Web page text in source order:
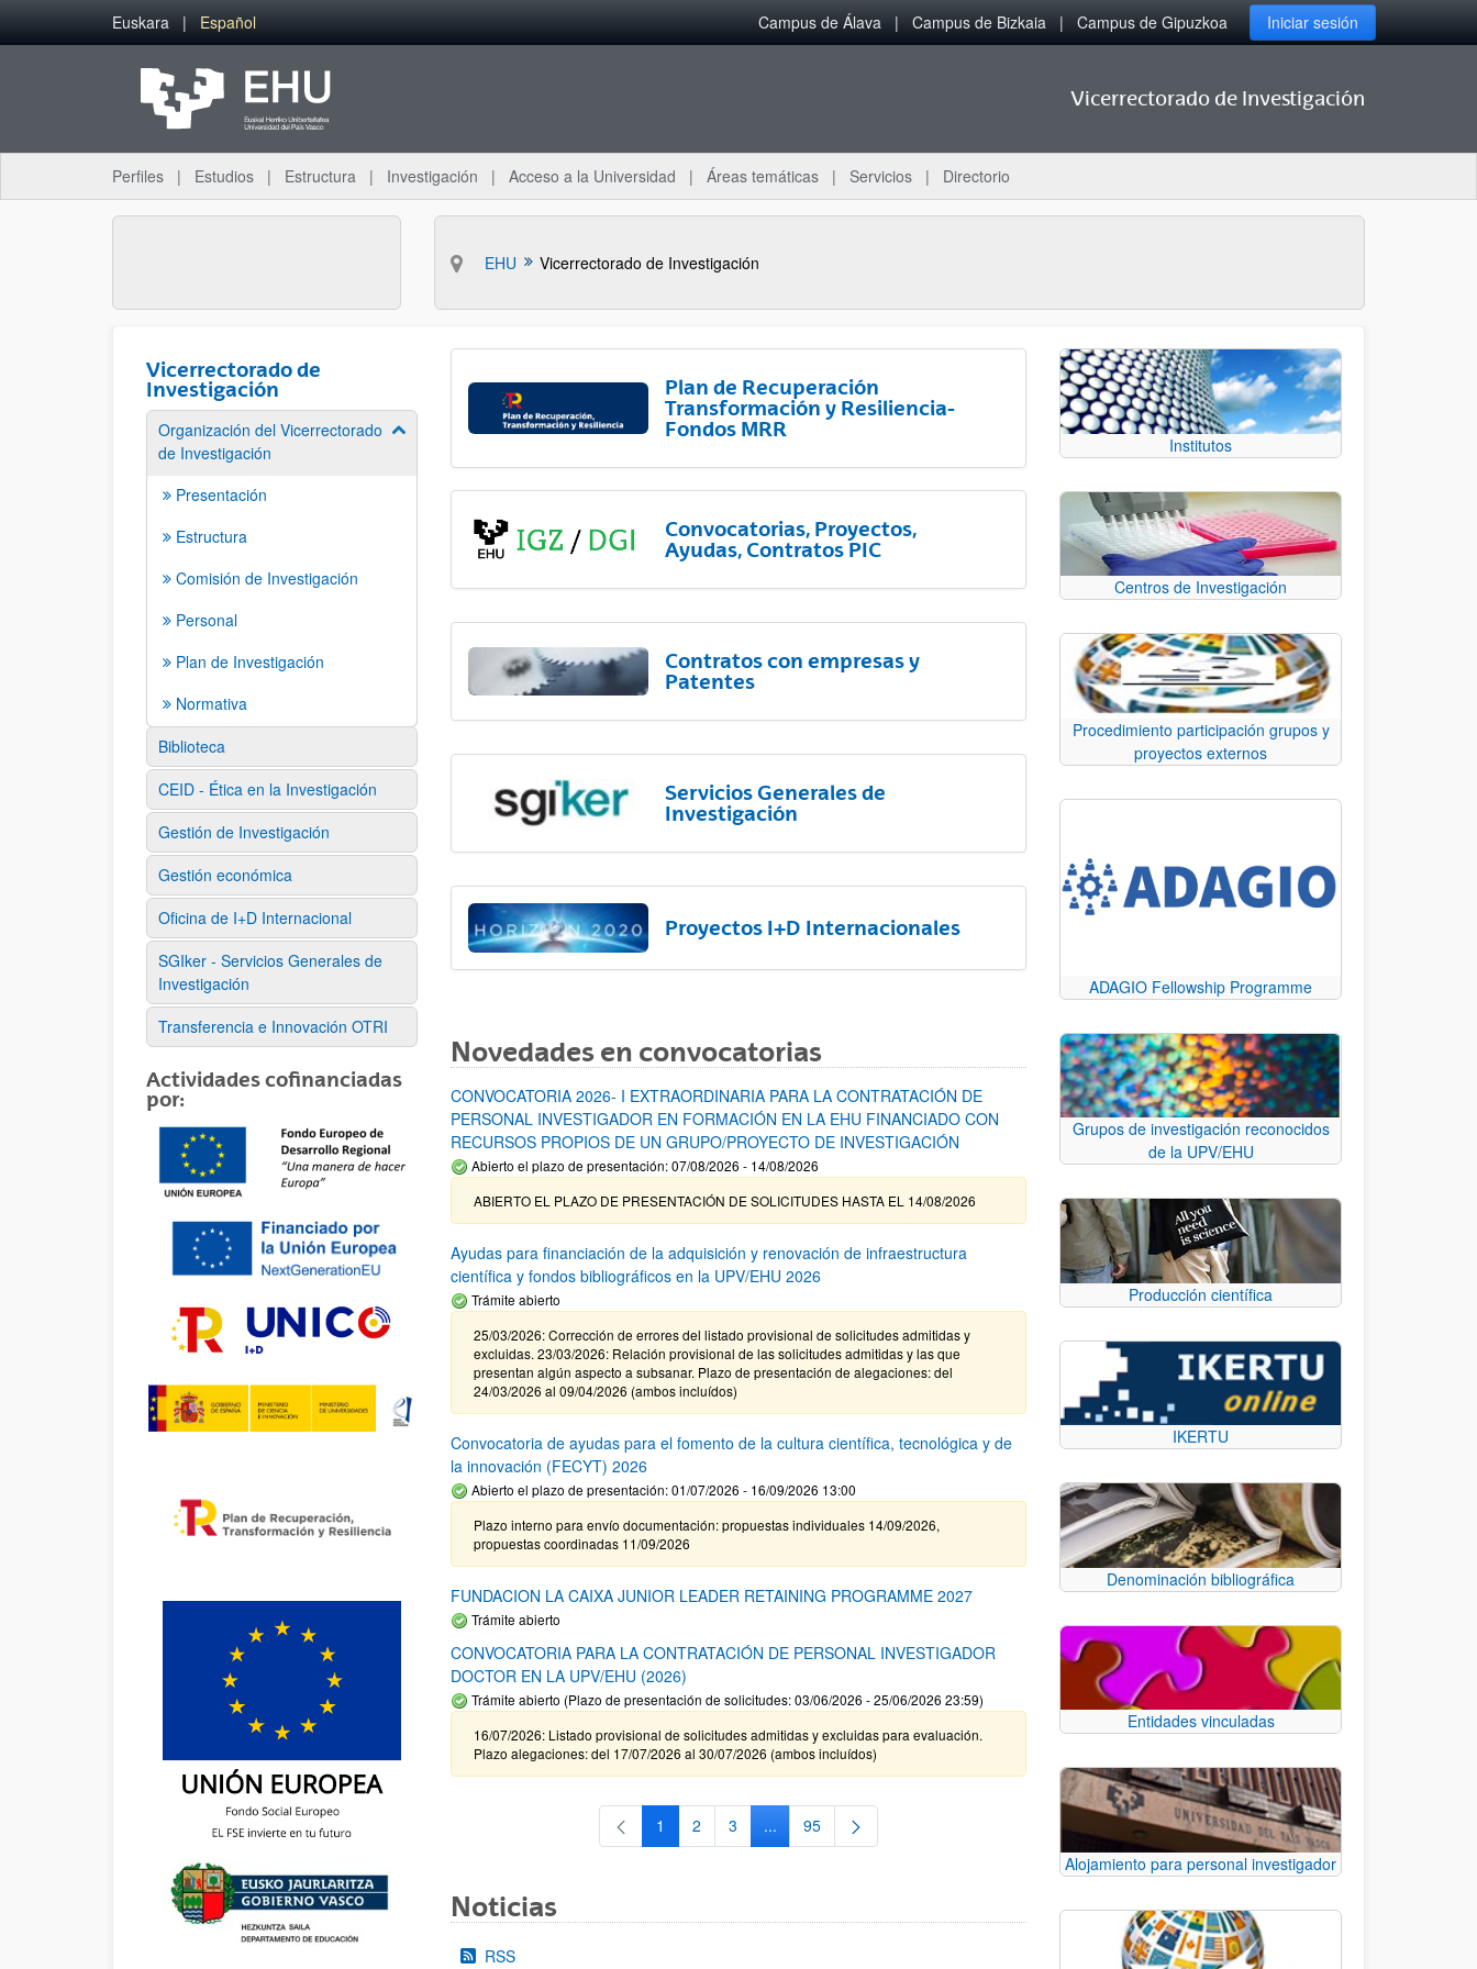
Saltar al contenido principal
Euskara Español Campus de Álava Campus de Bizkaia Campus de Gipuzkoa Iniciar sesión
Vicerrectorado de Investigación
Perfiles Estudios Estructura Investigación Acceso a la Universidad Áreas temáticas Servicios Directorio
EHU Vicerrectorado de Investigación
Vicerrectorado de
Investigación
Organización del Vicerrectorado
de Investigación
Mostrar/ocultar subpáginas
Presentación
Estructura
Comisión de Investigación
Personal
Plan de Investigación
Normativa
Biblioteca
CEID - Ética en la Investigación
Gestión de Investigación
Gestión económica
Oficina de I+D Internacional
SGIker - Servicios Generales de
Investigación
Transferencia e Innovación OTRI
Actividades cofinanciadas
por:
Plan de Recuperación
Transformación y Resiliencia-
Fondos MRR
Convocatorias, Proyectos,
Ayudas, Contratos PIC
Contratos con empresas y
Patentes
Servicios Generales de
Investigación
Proyectos I+D Internacionales
Novedades en convocatorias
CONVOCATORIA 2026- I EXTRAORDINARIA PARA LA CONTRATACIÓN DE
PERSONAL INVESTIGADOR EN FORMACIÓN EN LA EHU FINANCIADO CON
RECURSOS PROPIOS DE UN GRUPO/PROYECTO DE INVESTIGACIÓN
Abierto el plazo de presentación: 07/08/2026 - 14/08/2026
ABIERTO EL PLAZO DE PRESENTACIÓN DE SOLICITUDES HASTA EL 14/08/2026
Ayudas para financiación de la adquisición y renovación de infraestructura
científica y fondos bibliográficos en la UPV/EHU 2026
Trámite abierto
25/03/2026: Corrección de errores del listado provisional de solicitudes admitidas y
excluidas. 23/03/2026: Relación provisional de las solicitudes admitidas y las que
presentan algún aspecto a subsanar. Plazo de presentación de alegaciones: del
24/03/2026 al 09/04/2026 (ambos incluídos)
Convocatoria de ayudas para el fomento de la cultura científica, tecnológica y de
la innovación (FECYT) 2026
Abierto el plazo de presentación: 01/07/2026 - 16/09/2026 13:00
Plazo interno para envío documentación: propuestas individuales 14/09/2026,
propuestas coordinadas 11/09/2026
FUNDACION LA CAIXA JUNIOR LEADER RETAINING PROGRAMME 2027
Trámite abierto
CONVOCATORIA PARA LA CONTRATACIÓN DE PERSONAL INVESTIGADOR
DOCTOR EN LA UPV/EHU (2026)
Trámite abierto (Plazo de presentación de solicitudes: 03/06/2026 - 25/06/2026 23:59)
16/07/2026: Listado provisional de solicitudes admitidas y excluidas para evaluación.
Plazo alegaciones: del 17/07/2026 al 30/07/2026 (ambos incluídos)
Página
1 Página
2 Página
3 ...Páginas intermedias Use TAB para desplazarse.
Página
95
Noticias
RSS
Institutos
Centros de Investigación
Procedimiento participación grupos y
proyectos externos
ADAGIO Fellowship Programme
Grupos de investigación reconocidos
de la UPV/EHU
Producción científica
IKERTU
Denominación bibliográfica
Entidades vinculadas
Alojamiento para personal investigador